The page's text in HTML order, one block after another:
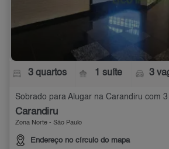
3 quartos 1 suíte 3
Sobrado para Alugar na Carandiru com
Carandiru
Zona Norte - São Paulo
Endereço no círculo do mapa